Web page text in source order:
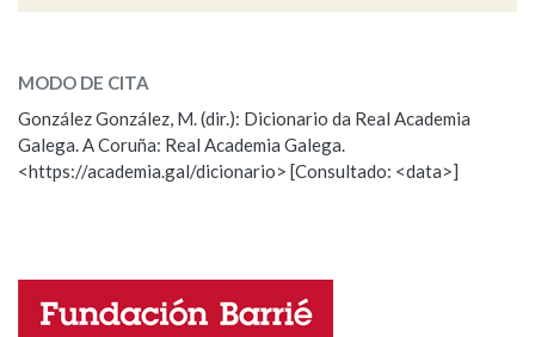
OUTRAS OPCIÓNS DE BUSCA
Marcas gramaticais
LIMPAR
ESCOLLE UNHA OPCIÓN:
Observación Hai un erro na palabra
Propoño mellorar a definición
Nome
MODO DE CITA
González González, M. (dir.): Dicionario da Real Academia
Galega. A Coruña: Real Academia Galega.
<https://academia.gal/dicionario> [Consultado: <data>]